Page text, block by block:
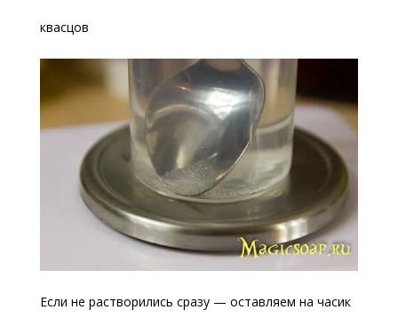
квасцов
Если не растворились сразу — оставляем на часик